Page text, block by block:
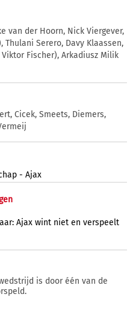
van der Hoorn, Nick Viergever,
Thulani Serero, Davy Klaassen,
Fischer), Arkadiusz Milik
Cicek, Smeets, Diemers,
- Ajax
Ajax wint niet en verspeelt
is door één van de